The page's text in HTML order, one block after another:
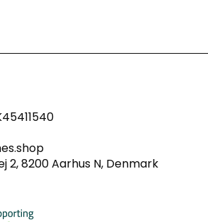
2, 8200 Aarhus N, Denmark